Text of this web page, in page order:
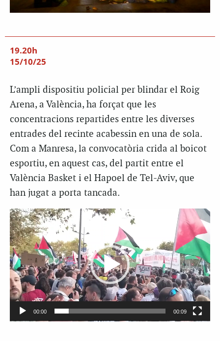
19.20h
15/10/25
L’ampli dispositiu policial per blindar el Roig
Arena, a València, ha forçat que les
concentracions repartides entre les diverses
entrades del recinte acabessin en una de sola.
Com a Manresa, la convocatòria crida al boicot
esportiu, en aquest cas, del partit entre el
València Basket i el Hapoel de Tel-Aviv, que
han jugat a porta tancada.
Reproductor
de
vídeo
00:00 00:09